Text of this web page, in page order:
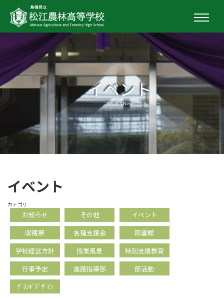
イベント
What's New
イベント
カテゴリ:
お知らせ その他
イベント
収穫祭
各種支援金
図書館
学校経営方針
授業風景
特別支援教育
行事予定
進路指導部
部活動
ｸﾞﾗﾝﾄﾞﾃﾞｻﾞｲﾝ